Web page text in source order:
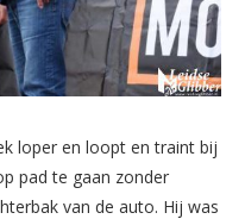
loper en loopt en traint bij
pad te gaan zonder
van de auto. Hij was